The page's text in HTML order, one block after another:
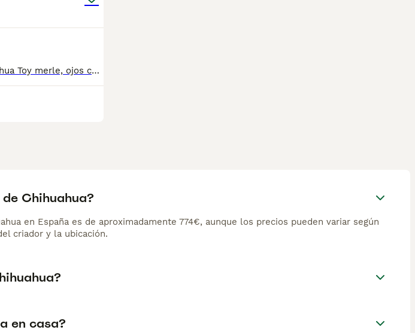
Disponemos de este ejemplar único, Chihuahua Toy merle, ojos color verde, pelo largo, Linea rusa. Una preciosidad increíble!💫🥰. Su mamá pesa 1,2kg su papá 900gr. Algo de capricho!
Chihuahua?
en España es de aproximadamente 774€, aunque los precios pueden variar según
criador y la ubicación.
en casa?